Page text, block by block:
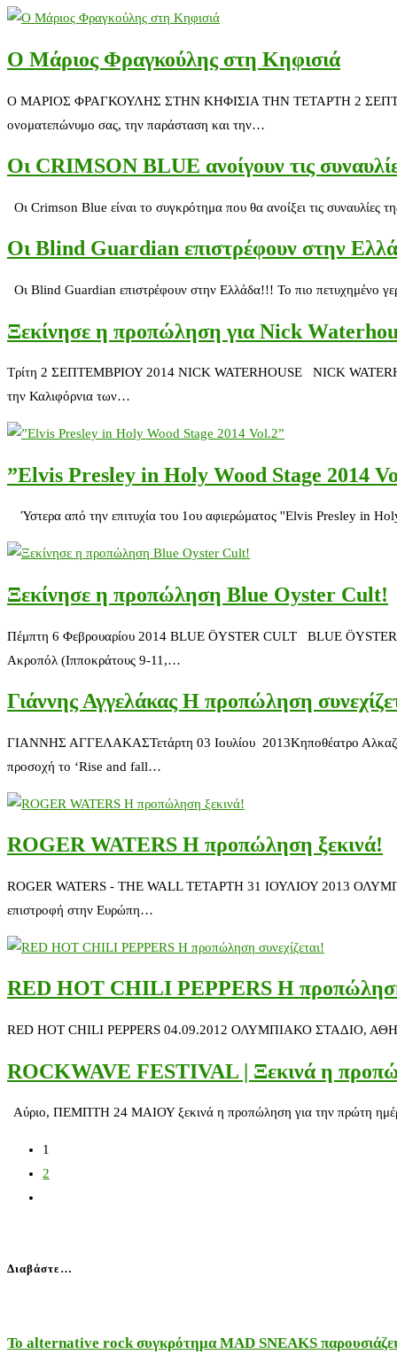
Ο Μάριος Φραγκούλης στη Κηφισιά
Ο ΜΑΡΙΟΣ ΦΡΑΓΚΟΥΛΗΣ ΣΤΗΝ ΚΗΦΙΣΙΑ ΤΗΝ ΤΕΤΑΡΤΗ 2
ονοματεπώνυμο σας, την παράσταση και την…
Οι CRIMSON BLUE ανοίγουν τις
Οι Crimson Blue είναι το συγκρότημα που θα ανοίξει τις
Οι Blind Guardian επιστρέφουν στην
Οι Blind Guardian επιστρέφουν στην Ελλάδα!!! Το πιο πετυχημένο
Ξεκίνησε η προπώληση για Nick
Τρίτη 2 ΣΕΠΤΕΜΒΡΙΟΥ 2014 NICK WATERHOUSE NICK
την Καλιφόρνια των…
”Elvis Presley in Holy Wood Stage 2014
Ύστερα από την επιτυχία του 1ου αφιερώματος ''Elvis Presley in
Ξεκίνησε η προπώληση Blue Oyster Cult!
Πέμπτη 6 Φεβρουαρίου 2014 BLUE ÖYSTER CULT BLUE ÖYSTER
Ακροπόλ (Ιπποκράτους 9-11,…
Γιάννης Αγγελάκας Η προπώληση
ΓΙΑΝΝΗΣ ΑΓΓΕΛΑΚΑΣΤετάρτη 03 Ιουλίου 2013Κηποθέατρο Αλκαζάρ,
προσοχή το ‘Rise and fall…
ROGER WATERS Η προπώληση ξεκινά!
ROGER WATERS - THE WALL ΤΕΤΑΡΤΗ 31 ΙΟΥΛΙΟΥ 2013
επιστροφή στην Ευρώπη…
RED HOT CHILI PEPPERS Η προπώληση
RED HOT CHILI PEPPERS 04.09.2012 ΟΛΥΜΠΙΑΚΟ ΣΤΑΔΙΟ, ΑΘΗΝΑ Ο
ROCKWAVE FESTIVAL | Ξεκινά η
Αύριο, ΠΕΜΠΤΗ 24 ΜΑΙΟΥ ξεκινά η προπώληση για την πρώτη
1
2
Διαβάστε…
Το alternative rock συγκρότημα MAD SNEAKS